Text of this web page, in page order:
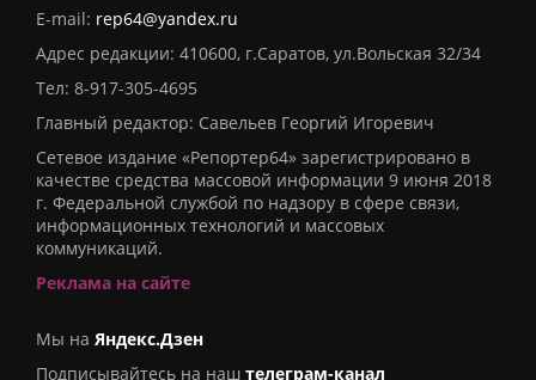
E-mail: rep64@yandex.ru
Адрес редакции: 410600, г.Саратов, ул.Вольская 32/34
Тел: 8-917-305-4695
Главный редактор: Савельев Георгий Игоревич
Сетевое издание «Репортер64» зарегистрировано в
качестве средства массовой информации 9 июня 2018
г. Федеральной службой по надзору в сфере связи,
информационных технологий и массовых
коммуникаций.
Реклама на сайте
Мы на Яндекс.Дзен
Подписывайтесь на наш телеграм-канал